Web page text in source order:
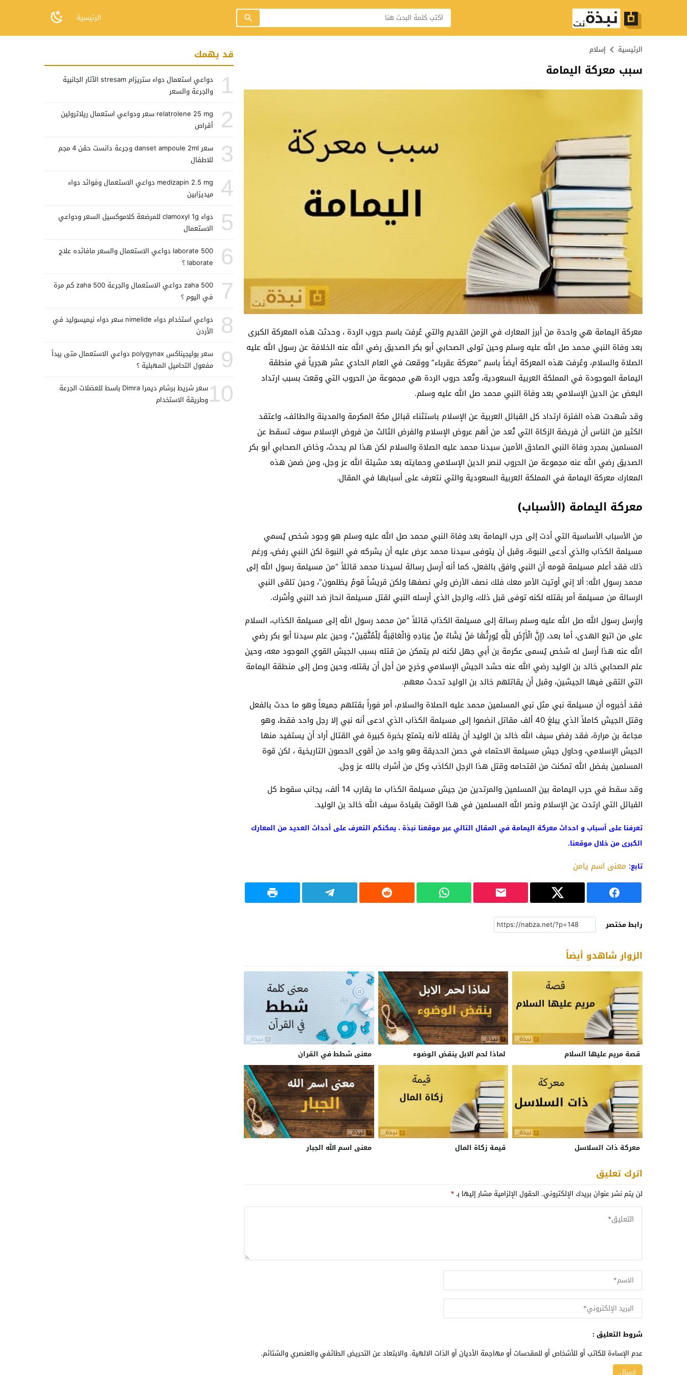
الرئيسية
الرئيسية إسلام
سبب معركة اليمامة
معركة اليمامة هي واحدة من أبرز المعارك في الزمن القديم والتي عُرفت باسم حروب الردة ، وحدثت هذه المعركة الكبرى
بعد وفاة النبي محمد صل الله عليه وسلم وحين تولى الصحابي أبو بكر الصديق رضي الله عنه الخلافة عن رسول الله عليه
الصلاة والسلام، وعُرفت هذه المعركة أيضاً باسم “معركة عقرباء” ووقعت في العام الحادي عشر هجرياً في منطقة
اليمامة الموجودة في المملكة العربية السعودية، وتُعد حروب الردة هي مجموعة من الحروب التي وقعت بسبب ارتداد
البعض عن الدين الإسلامي بعد وفاة النبي محمد صل الله عليه وسلم.
وقد شهدت هذه الفترة ارتداد كل القبائل العربية عن الإسلام باستثناء قبائل مكة المكرمة والمدينة والطائف، واعتقد
الكثير من الناس أن فريضة الزكاة التي تُعد من أهم عروض الإسلام والفرض الثالث من فروض الإسلام سوف تسقط عن
المسلمين بمجرد وفاة النبي الصادق الأمين سيدنا محمد عليه الصلاة والسلام لكن هذا لم يحدث، وخاض الصحابي أبو بكر
الصديق رضي الله عنه مجموعة من الحروب لنصر الدين الإسلامي وحمايته بعد مشيئة الله عز وجل، ومن ضمن هذه
المعارك معركة اليمامة في المملكة العربية السعودية والتي نتعرف على أسبابها في المقال.
معركة اليمامة (الأسباب)
من الأسباب الأساسية التي أدت إلى حرب اليمامة بعد وفاة النبي محمد صل الله عليه وسلم هو وجود شخص يٌسمي
مسيلمة الكذاب والذي أدعى النبوة، وقبل أن يتوفى سيدنا محمد عرض عليه أن يشركه في النبوة لكن النبي رفض، ورغم
ذلك فقد أعلم مسيلمة قومه أن النبي وافق بالفعل، كما أنه أرسل رسالة لسيدنا محمد قائلاً “من مسيلمة رسول الله إلى
محمد رسول الله: ألا إني أوتيت الأمر معك فلك نصف الأرض ولي نصفها ولكن قريشاً قومُ يظلمون”، وحين تلقى النبي
الرسالة من مسيلمة أمر بقتله لكنه توفى قبل ذلك، والرجل الذي أرسله النبي لقتل مسيلمة انحاز ضد النبي وأشرك.
وأرسل رسول الله صل الله عليه وسلم رسالة إلى مسيلمة الكذاب قائلاً “من محمد رسول الله إلى مسيلمة الكذاب، السلام
على من اتبع الهدى، أما بعد، ﴿إِنَّ الْأَرْضَ لِلَّهِ يُورِثُهَا مَنْ يَشَاءُ مِنْ عِبَادِهِ وَالْعَاقِبَةُ لِلْمُتَّقِينَ”، وحين علم سيدنا أبو بكر رضي
الله عنه هذا أرسل له شخص يُسمى عكرمة بن أبي جهل لكنه لم يتمكن من قتله بسبب الجيش القوي الموجود معه، وحين
علم الصحابي خالد بن الوليد رضي الله عنه حشد الجيش الإسلامي وخرج من أجل أن يقتله، وحين وصل إلى منطقة اليمامة
التي التقى فيها الجيشين، وقبل أن يقاتلهم خالد بن الوليد تحدث معهم.
فقد أخبروه أن مسيلمة نبي مثل نبي المسلمين محمد عليه الصلاة والسلام، أمر فوراً بقتلهم جميعاً وهو ما حدث بالفعل
وقتل الجيش كاملاً الذي يبلغ 40 ألف مقاتل انضموا إلى مسيلمة الكذاب الذي ادعى أنه نبي إلا رجل واحد فقط، وهو
مجاعة بن مرارة، فقد رفض سيف الله خالد بن الوليد أن يقتله لأنه يتمتع بخبرة كبيرة في القتال أراد أن يستفيد منها
الجيش الإسلامي، وحاول جيش مسيلمة الاحتماء في حصن الحديقة وهو واحد من أقوى الحصون التاريخية ، لكن قوة
المسلمين بفضل الله تمكنت من اقتحامه وقتل هذا الرجل الكاذب وكل من أشرك بالله عز وجل.
وقد سقط في حرب اليمامة بين المسلمين والمرتدين من جيش مسيلمة الكذاب ما يقارب 14 ألف، يجانب سقوط كل
القبائل التي ارتدت عن الإسلام ونصر الله المسلمين في هذا الوقت بقيادة سيف الله خالد بن الوليد.
تعرفنا على أسباب و احداث معركة اليمامة في المقال التالي عبر موقعنا نبذة ، يمكنكم التعرف على أحداث العديد من المعارك
الكبرى من خلال موقعنا.
تابع: معنى اسم يامن
رابط مختصر
الزوار شاهدو أيضاً
قصة مريم عليها السلام لماذا لحم الابل ينقض الوضوء معنى شطط في القران
معركة ذات السلاسل قيمة زكاة المال معنى اسم الله الجبار
اترك تعليق
لن يتم نشر عنوان بريدك الإلكتروني. الحقول الإلزامية مشار إليها بـ*
شروط التعليق :
عدم الإساءة للكاتب أو للأشخاص أو للمقدسات أو مهاجمة الأديان أو الذات الالهية. والابتعاد عن التحريض الطائفي والعنصري والشتائم.
قد يهمك
1
دواعي استعمال دواء ستريزام stresam الآثار الجانبية
والجرعة والسعر
2
relatrolene 25 mg سعر ودواعي استعمال ريلاترولين
أقراص
3
سعر danset ampoule 2ml وجرعة دانست حقن 4 مجم
للاطفال
4
medizapin 2.5 mg دواعي الاستعمال وفوائد دواء
ميديزابين
5
دواء clamoxyl 1g للمرضعة كلاموكسيل السعر ودواعي
الاستعمال
6
laborate 500 دواعي الاستعمال والسعر مافائده علاج
laborate ؟
7
zaha 500 دواعي الاستعمال والجرعة zaha 500 كم مرة
في اليوم ؟
8
دواعي استخدام دواء nimelide سعر دواء نيميسوليد في
الأردن
9
سعر بوليجيناكس polygynax دواعي الاستعمال متى يبدأ
مفعول التحاميل المهبلية ؟
10
سعر شريط برشام ديمرا Dimra باسط للعضلات الجرعة
وطريقة الاستخدام